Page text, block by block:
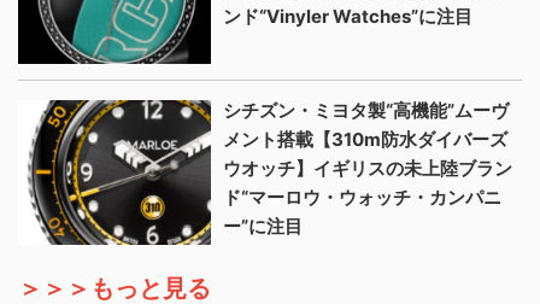
ンド“Vinyler Watches”に注目
シチズン・ミヨタ製“高機能”ムーヴ
メント搭載【310m防水ダイバーズ
ウオッチ】イギリスの未上陸ブラン
ド“マーロウ・ウォッチ・カンパニ
ー”に注目
＞＞＞もっと見る